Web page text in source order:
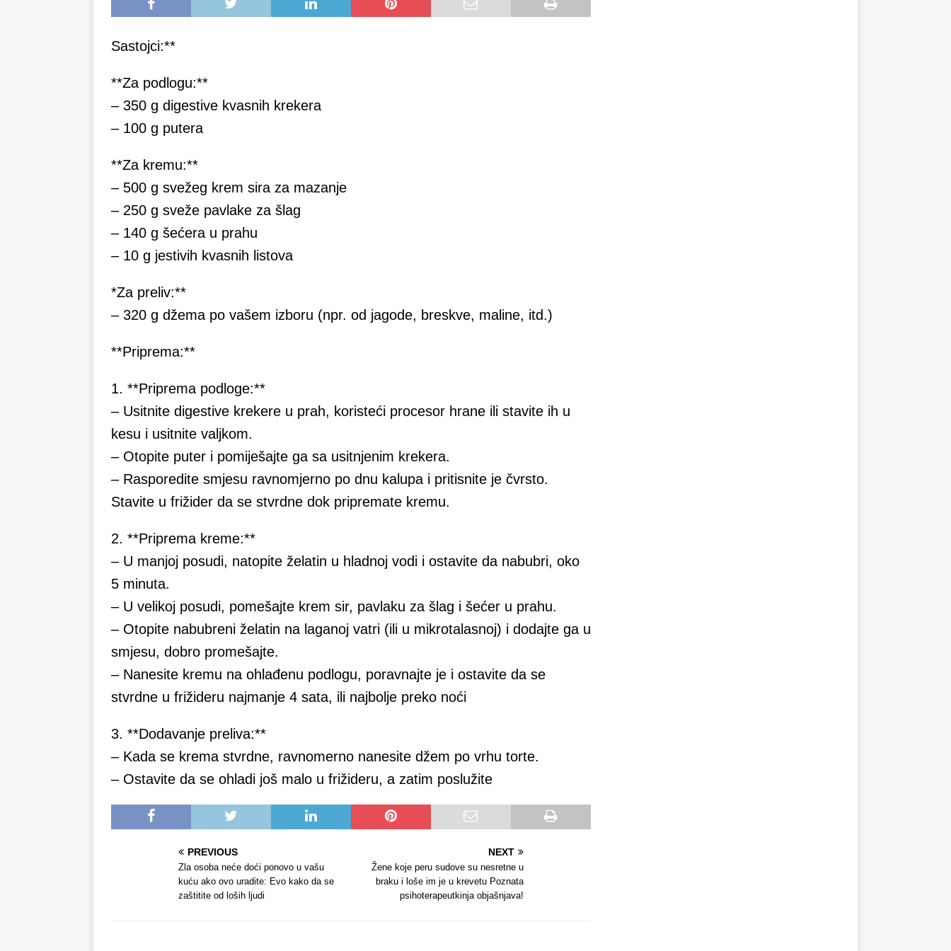
Sastojci:**
**Za podlogu:**
– 350 g digestive kvasnih krekera
– 100 g putera
**Za kremu:**
– 500 g svežeg krem sira za mazanje
– 250 g sveže pavlake za šlag
– 140 g šećera u prahu
– 10 g jestivih kvasnih listova
*Za preliv:**
– 320 g džema po vašem izboru (npr. od jagode, breskve, maline, itd.)
**Priprema:**
1. **Priprema podloge:**
– Usitnite digestive krekere u prah, koristeći procesor hrane ili stavite ih u
kesu i usitnite valjkom.
– Otopite puter i pomiješajte ga sa usitnjenim krekera.
– Rasporedite smjesu ravnomjerno po dnu kalupa i pritisnite je čvrsto.
Stavite u frižider da se stvrdne dok pripremate kremu.
2. **Priprema kreme:**
– U manjoj posudi, natopite želatin u hladnoj vodi i ostavite da nabubri, oko
5 minuta.
– U velikoj posudi, pomešajte krem sir, pavlaku za šlag i šećer u prahu.
– Otopite nabubreni želatin na laganoj vatri (ili u mikrotalasnoj) i dodajte ga u
smjesu, dobro promešajte.
– Nanesite kremu na ohlađenu podlogu, poravnajte je i ostavite da se
stvrdne u frižideru najmanje 4 sata, ili najbolje preko noći
3. **Dodavanje preliva:**
– Kada se krema stvrdne, ravnomerno nanesite džem po vrhu torte.
– Ostavite da se ohladi još malo u frižideru, a zatim poslužite
PREVIOUS
Zla osoba neće doći ponovo u vašu
kuću ako ovo uradite: Evo kako da se
zaštitite od loših ljudi
NEXT
Žene koje peru sudove su nesretne u
braku i loše im je u krevetu Poznata
psihoterapeutkinja objašnjava!